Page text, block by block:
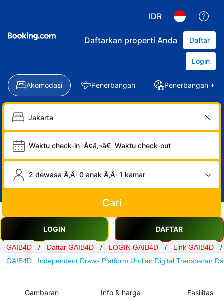
IDR
Daftarkan properti Anda Daftar
Login
Akomodasi Penerbangan Penerbangan +
Waktu check-in Ã¢â‚¬â€ Waktu check-out
2 dewasa Ã‚Â· 0 anak Ã‚Â· 1 kamar
Cari
LOGIN DAFTAR
GAIB4D / Daftar GAIB4D / LOGIN GAIB4D / Link GAIB4D
/
GAIB4D : Independent Draws Platform Undian Digital Transparan
Gambaran Info & harga Fasilitas